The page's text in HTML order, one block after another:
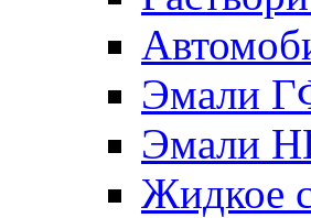
Эмали
Эмали
Жидкое